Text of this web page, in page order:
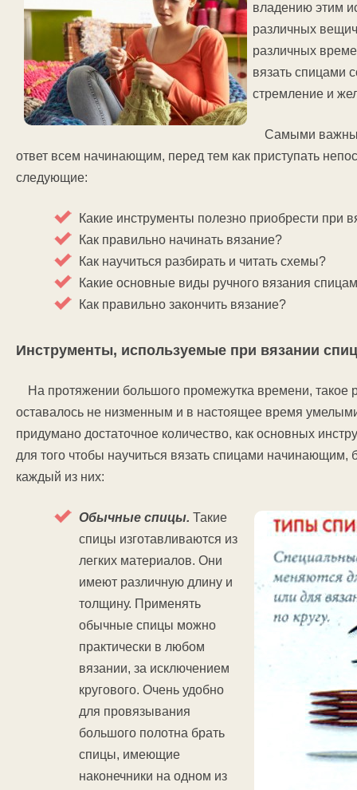
владению этим
различных
различных
вязать спицами
стремление и
Самыми
ответ всем начинающим, перед тем как приступать
следующие:
Какие инструменты полезно приобрести при
Как правильно начинать вязание?
Как научиться разбирать и читать схемы?
Какие основные виды ручного вязания
Как правильно закончить вязание?
Инструменты, используемые при вязании
На протяжении большого промежутка времени, такое
оставалось не низменным и в настоящее время
придумано достаточное количество, как основных
для того чтобы научиться вязать спицами начинающим,
каждый из них:
Обычные спицы. Такие
спицы изготавливаются из
легких материалов. Они
имеют различную длину и
толщину. Применять
обычные спицы можно
практически в любом
вязании, за исключением
кругового. Очень удобно
для провязывания
большого полотна брать
спицы, имеющие
наконечники на одном из